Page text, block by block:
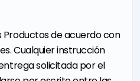
de acuerdo con
Cualquier instrucción
solicitada por el